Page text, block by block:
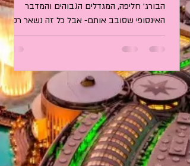
הבורג׳ חליפה, המגדלים הגבוהים והמדבר
האינסופי שסובב אותם- אבל כל זה נשאר רק
בגדר חלום עד...